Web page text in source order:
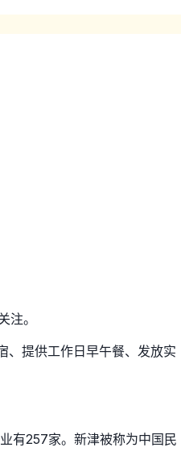
。
、提供工作日早午餐、发放实
有257家。新津被称为中国民